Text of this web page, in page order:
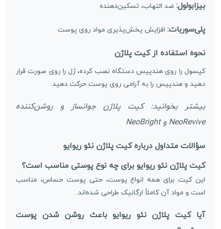
بیزابولول: ضد التهاب، تسکین‌دهنده
پلی‌سوربات: افزایش پخش‌پذیری مواد روی پوست
نحوه استفاده از کیت پلاژن
کپسول را روی هندپیس دستگاه نصب کرده، ژل را روی صورت قرار
دهید و هندپیس را به آرامی روی پوست حرکت دهید.
بیشتر بخوانید: کیت پلاژن جوانساز و روشن‌کننده
NeoRevive و NeoBright
سؤالات متداول درباره کیت پلاژن نئو ریوایو
کیت پلاژن نئو ریوایو برای چه نوع پوستی مناسب است؟
این کیت برای همه انواع پوست، حتی پوست حساس، مناسب
است و مواد آن کاملاً ارگانیک طراحی شده‌اند.
آیا کیت پلاژن نئو ریوایو باعث روشن شدن پوست